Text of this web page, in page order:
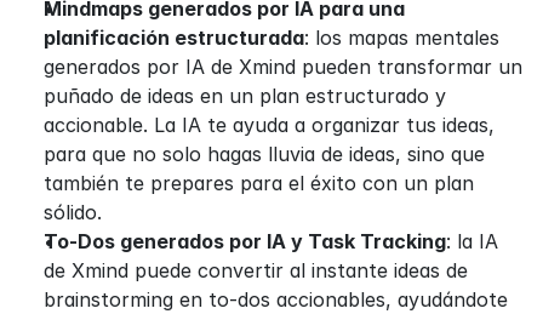
Mindmaps generados por IA para una
planificación estructurada: los mapas mentales
generados por IA de Xmind pueden transformar un
puñado de ideas en un plan estructurado y
accionable. La IA te ayuda a organizar tus ideas,
para que no solo hagas lluvia de ideas, sino que
también te prepares para el éxito con un plan
sólido.
To-Dos generados por IA y Task Tracking: la IA
de Xmind puede convertir al instante ideas de
brainstorming en to-dos accionables, ayudándote